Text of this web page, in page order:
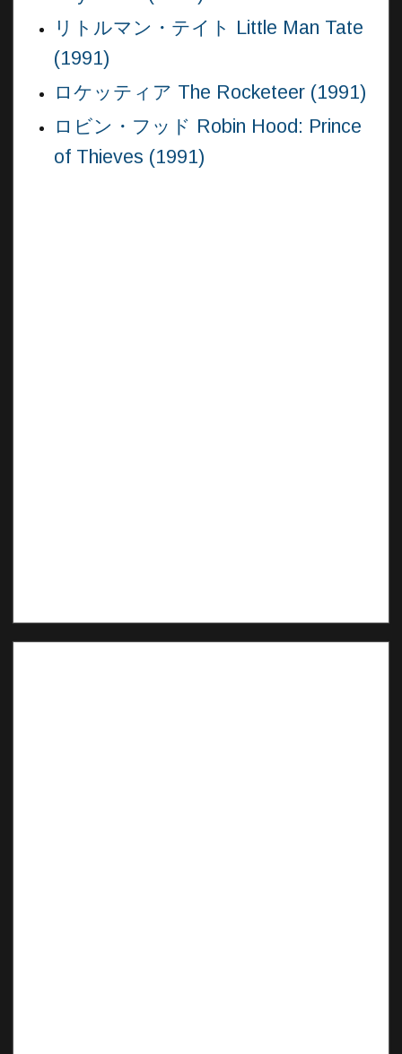
リトルマン・テイト Little Man Tate
(1991)
ロケッティア The Rocketeer (1991)
ロビン・フッド Robin Hood: Prince
of Thieves (1991)